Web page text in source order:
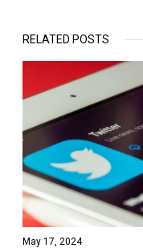
RELATED POSTS
May 17, 2024